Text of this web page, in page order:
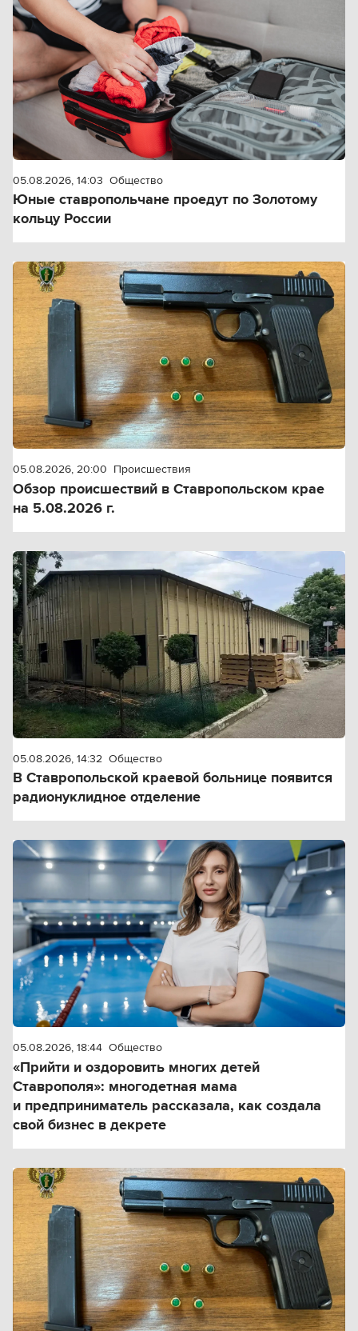
05.08.2026, 14:03 Общество
Юные ставропольчане проедут по Золотому
кольцу России
05.08.2026, 20:00 Происшествия
Обзор происшествий в Ставропольском крае
на 5.08.2026 г.
05.08.2026, 14:32 Общество
В Ставропольской краевой больнице появится
радионуклидное отделение
05.08.2026, 18:44 Общество
«Прийти и оздоровить многих детей
Ставрополя»: многодетная мама
и предприниматель рассказала, как создала
свой бизнес в декрете